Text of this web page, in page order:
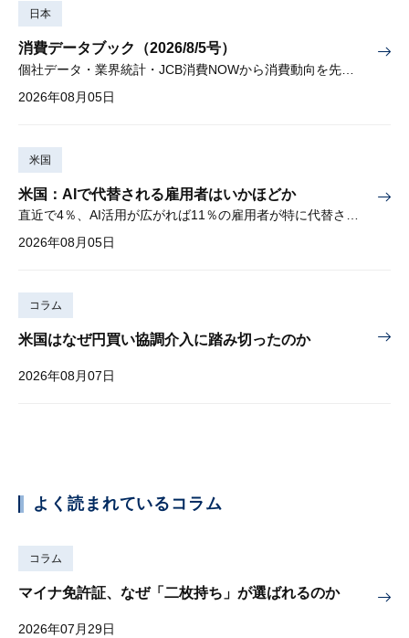
日本
消費データブック（2026/8/5号）
2026年08月05日
米国
米国：AIで代替される雇用者はいかほどか
直近で4％、AI活用が広がれば11％の雇用者が特に代替されやすい
2026年08月05日
コラム
米国はなぜ円買い協調介入に踏み切ったのか
2026年08月07日
よく読まれているコラム
コラム
マイナ免許証、なぜ「二枚持ち」が選ばれるのか
2026年07月29日